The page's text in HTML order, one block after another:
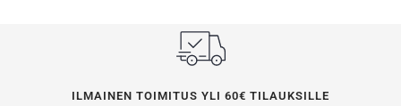
ILMAINEN TOIMITUS YLI 60€ TILAUKSILLE